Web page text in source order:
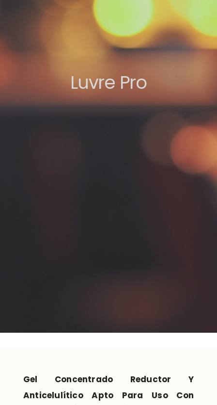
Luvre Pro
Gel Concentrado Reductor Y
Anticelulítico Apto Para Uso Con